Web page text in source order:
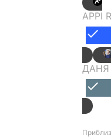
APPI
done
ДАНЯ
done